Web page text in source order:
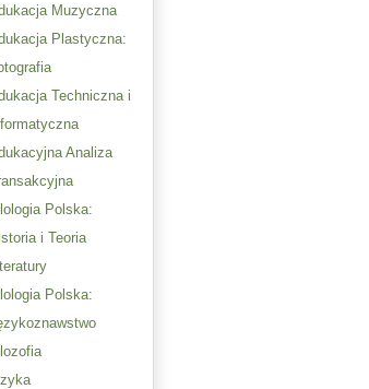
Muzyczna
Plastyczna:
Techniczna i
Analiza
Polska:
i Teoria
Polska: